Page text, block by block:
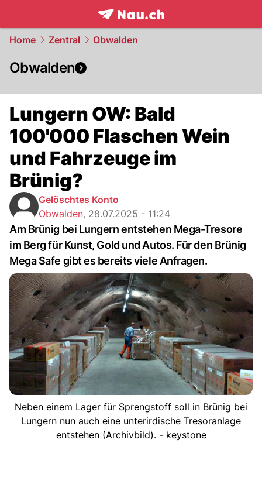
frontpage.NAU.ch
Home Zentral Obwalden
Obwalden
Lungern OW: Bald
100'000 Flaschen Wein
und Fahrzeuge im
Brünig?
Gelöschtes Konto
Obwalden, 28.07.2025 - 11:24
Am Brünig bei Lungern entstehen Mega-Tresore
im Berg für Kunst, Gold und Autos. Für den Brünig
Mega Safe gibt es bereits viele Anfragen.
Neben einem Lager für Sprengstoff soll in Brünig bei
Lungern nun auch eine unterirdische Tresoranlage
entstehen (Archivbild). - keystone